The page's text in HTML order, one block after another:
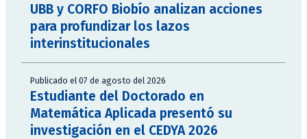
UBB y CORFO Biobío analizan acciones
para profundizar los lazos
interinstitucionales
Publicado el 07 de agosto del 2026
Estudiante del Doctorado en
Matemática Aplicada presentó su
investigación en el CEDYA 2026